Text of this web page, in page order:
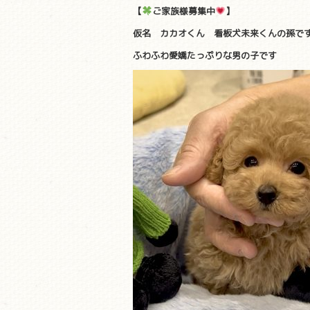
【 ご家族様募集中
】
仮名 カカオくん 看板犬未来くんの孫で
ふわふわ愛嬌たっぷりな男の子です